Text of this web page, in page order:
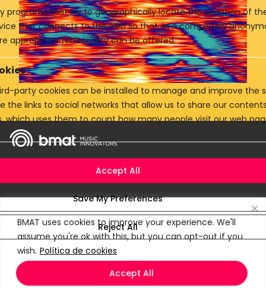
BMAT uses cookies to improve your experience. We'll
assume you're ok with this, but you can opt-out if you
wish. Política de cookies
Accept All
programs that try to geographically locate the situation of
that connects to the web so that, in a completely
appropriate territoriality can be offered.
party cookies can be installed to manage and improve the
the links to social networks that allow us to share our
which uses them to count how many people visit our web
Productos
Empresa
Conéctate
BMAT Music Innovation S.L. © 2026